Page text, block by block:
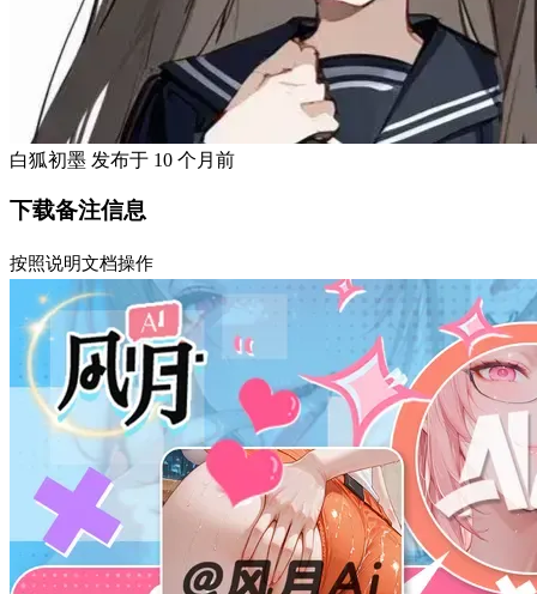
白狐初墨 发布于 10 个月前
下载备注信息
按照说明文档操作